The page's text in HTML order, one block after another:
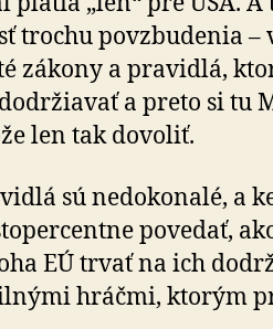
trochu povzbudenia –
zákony a pravidlá,
a preto si tu
len tak dovoliť.
sú nedokonalé, a
povedať,
EÚ trvať na ich
hráčmi, ktorým